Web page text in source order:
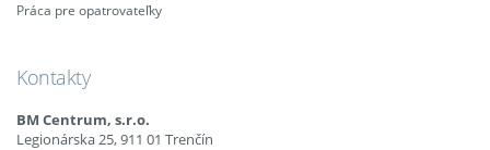
Práca pre opatrovateľky
Kontakty
BM Centrum, s.r.o.
Legionárska 25, 911 01 Trenčín